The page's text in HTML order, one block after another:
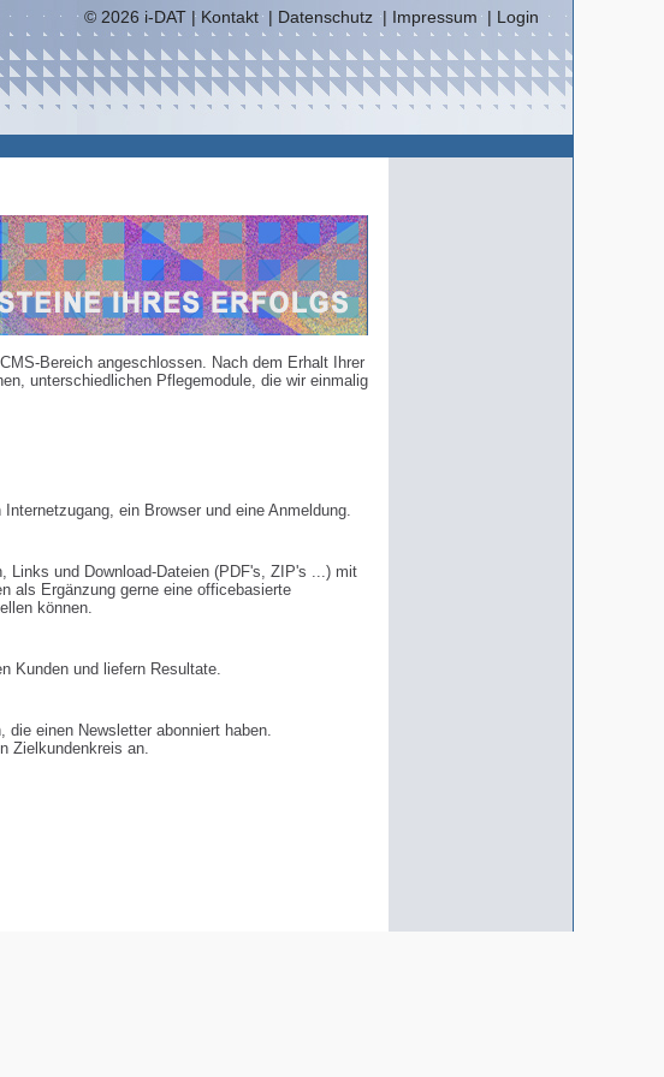
© 2026 i-DAT | Kontakt| Datenschutz | Impressum | Login
Bereich angeschlossen. Nach dem Erhalt Ihrer
unterschiedlichen Pflegemodule, die wir einmalig
ein Browser und eine Anmeldung.
Links und Download-Dateien (PDF's, ZIP's ...) mit
als Ergänzung gerne eine officebasierte
können.
Kunden und liefern Resultate.
einen Newsletter abonniert haben.
Zielkundenkreis an.